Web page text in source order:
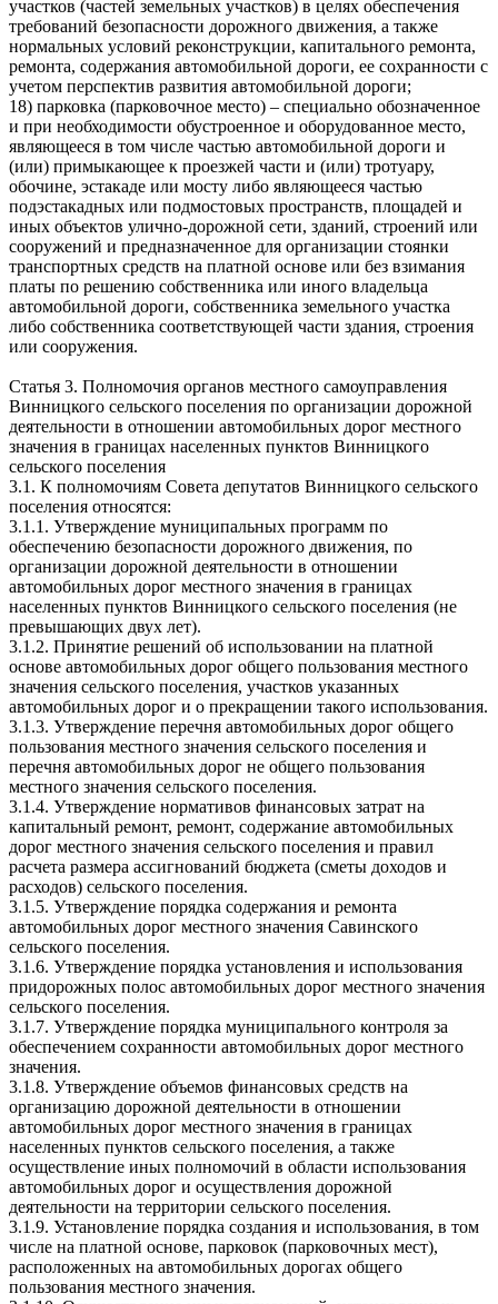
участков (частей земельных участков) в целях обеспечения
требований безопасности дорожного движения, а также
нормальных условий реконструкции, капитального ремонта,
ремонта, содержания автомобильной дороги, ее сохранности с
учетом перспектив развития автомобильной дороги;
18) парковка (парковочное место) – специально обозначенное
и при необходимости обустроенное и оборудованное место,
являющееся в том числе частью автомобильной дороги и
(или) примыкающее к проезжей части и (или) тротуару,
обочине, эстакаде или мосту либо являющееся частью
подэстакадных или подмостовых пространств, площадей и
иных объектов улично-дорожной сети, зданий, строений или
сооружений и предназначенное для организации стоянки
транспортных средств на платной основе или без взимания
платы по решению собственника или иного владельца
автомобильной дороги, собственника земельного участка
либо собственника соответствующей части здания, строения
или сооружения.
Статья 3. Полномочия органов местного самоуправления
Винницкого сельского поселения по организации дорожной
деятельности в отношении автомобильных дорог местного
значения в границах населенных пунктов Винницкого
сельского поселения
3.1. К полномочиям Совета депутатов Винницкого сельского
поселения относятся:
3.1.1. Утверждение муниципальных программ по
обеспечению безопасности дорожного движения, по
организации дорожной деятельности в отношении
автомобильных дорог местного значения в границах
населенных пунктов Винницкого сельского поселения (не
превышающих двух лет).
3.1.2. Принятие решений об использовании на платной
основе автомобильных дорог общего пользования местного
значения сельского поселения, участков указанных
автомобильных дорог и о прекращении такого использования.
3.1.3. Утверждение перечня автомобильных дорог общего
пользования местного значения сельского поселения и
перечня автомобильных дорог не общего пользования
местного значения сельского поселения.
3.1.4. Утверждение нормативов финансовых затрат на
капитальный ремонт, ремонт, содержание автомобильных
дорог местного значения сельского поселения и правил
расчета размера ассигнований бюджета (сметы доходов и
расходов) сельского поселения.
3.1.5. Утверждение порядка содержания и ремонта
автомобильных дорог местного значения Савинского
сельского поселения.
3.1.6. Утверждение порядка установления и использования
придорожных полос автомобильных дорог местного значения
сельского поселения.
3.1.7. Утверждение порядка муниципального контроля за
обеспечением сохранности автомобильных дорог местного
значения.
3.1.8. Утверждение объемов финансовых средств на
организацию дорожной деятельности в отношении
автомобильных дорог местного значения в границах
населенных пунктов сельского поселения, а также
осуществление иных полномочий в области использования
автомобильных дорог и осуществления дорожной
деятельности на территории сельского поселения.
3.1.9. Установление порядка создания и использования, в том
числе на платной основе, парковок (парковочных мест),
расположенных на автомобильных дорогах общего
пользования местного значения.